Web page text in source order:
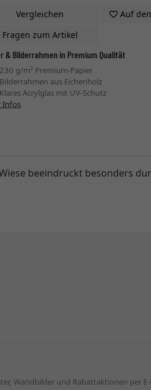
Vergleichen
Auf
Fragen zum Artikel
& Bilderrahmen in Premium Qualität
230 g/m² Premium-Papier
Bilderrahmen aus Eichenholz
Klares Acrylglas mit UV-Schutz
Infos
beeindruckt besonders
Wandbilder und Rabattaktionen per